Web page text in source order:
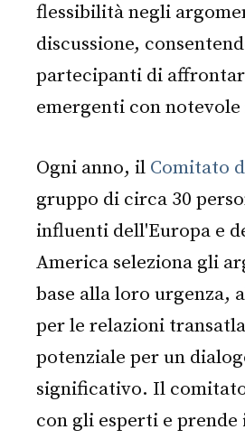
flessibilità negli
discussione,
partecipanti di
emergenti con
Ogni anno, il Comitato
gruppo di circa 30
influenti dell'Europa e
America seleziona gli
base alla loro urgenza,
per le relazioni
potenziale per un
significativo. Il
con gli esperti e prende